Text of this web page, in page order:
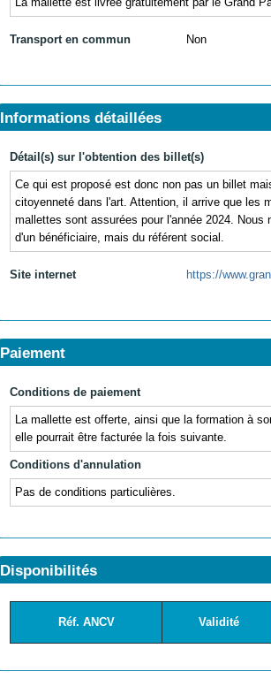
Transport en commun Non
Informations détaillées
Détail(s) sur l'obtention des billet(s)
Ce qui est proposé est donc non pas un billet
citoyenneté dans l'art. Attention, il arrive que les
mallettes sont assurées pour l'année 2024.
d'un bénéficiaire, mais du référent social.
Site internet https://
Paiement
Conditions de paiement
La mallette est offerte, ainsi que la formation à
elle pourrait être facturée la fois suivante.
Conditions d'annulation
Pas de conditions particulières.
Disponibilités
Réf. ANCV Validité